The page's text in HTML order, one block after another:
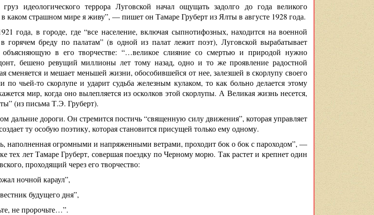
идеологического террора Луговской начал ощущать задолго до года великого
каком страшном мире я живу”, — пишет он Тамаре Груберт из Ялты в августе 1928 года.
года, в городе, где “все население, включая сыпнотифозных, находится на военной
горячем бреду по палатам” (в одной из палат лежит поэт), Луговской вырабатывает
в его творчестве: “…великое слияние со смертью и природой нужно
бешено ревущий миллионы лет тому назад, одно и то же проявление радостной
сменяется и мешает меньшей жизни, обособившейся от нее, залезшей в скорлупу своего
по чьей-то скорлупе и ударит судьба железным кулаком, то как больно делается этому
мир, когда оно вылепляется из осколков этой скорлупы. А Великая жизнь несется,
(из письма Т.Э. Груберт).
дальние дороги. Он стремится постичь “священную силу движения”, которая управляет
ту особую поэтику, которая становится присущей только ему одному.
наполненная огромными и напряженными ветрами, проходит бок о бок с пароходом”, —
тех лет Тамаре Груберт, совершая поездку по Черному морю. Так растет и крепнет один
проходящий через его творчество:
ночной караул”,
будущего дня”,
не пророчьте…”.